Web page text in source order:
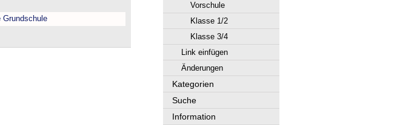
Grundschule
Vorschule
Klasse 1/2
Klasse 3/4
Link einfügen
Änderungen
Kategorien
Suche
Information